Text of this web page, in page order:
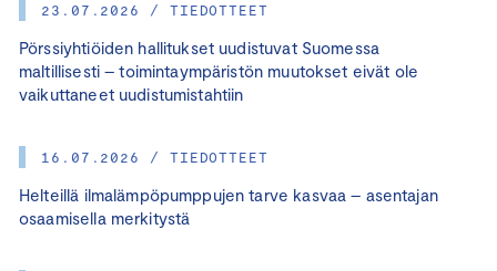
23.07.2026 / TIEDOTTEET
Pörssiyhtiöiden hallitukset uudistuvat Suomessa
maltillisesti – toimintaympäristön muutokset eivät ole
vaikuttaneet uudistumistahtiin
16.07.2026 / TIEDOTTEET
Helteillä ilmalämpöpumppujen tarve kasvaa – asentajan
osaamisella merkitystä